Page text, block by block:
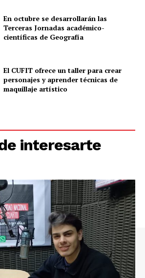
En octubre se desarrollarán las
Terceras Jornadas académico-
científicas de Geografía
El CUFIT ofrece un taller para crear
personajes y aprender técnicas de
maquillaje artístico
interesarte